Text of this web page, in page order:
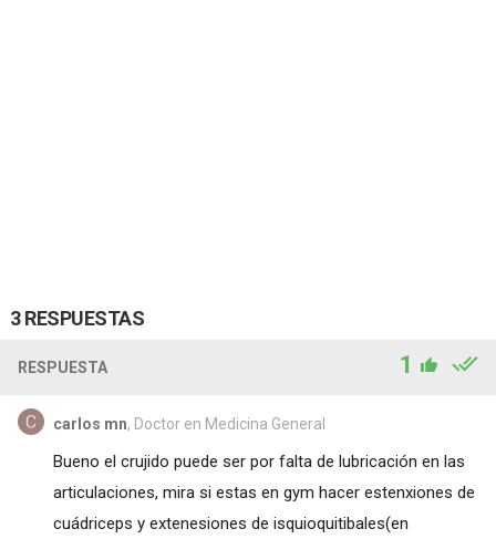
3 RESPUESTAS
RESPUESTA 1
carlos mn, Doctor en Medicina General
Bueno el crujido puede ser por falta de lubricación en las
articulaciones, mira si estas en gym hacer estenxiones de
cuádriceps y extenesiones de isquioquitibales(en